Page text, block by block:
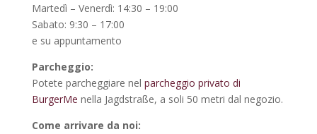
Martedì – Venerdì: 14:30 – 19:00
Sabato: 9:30 – 17:00
e su appuntamento
Parcheggio:
Potete parcheggiare nel parcheggio privato di
BurgerMe nella Jagdstraße, a soli 50 metri dal negozio.
Come arrivare da noi: